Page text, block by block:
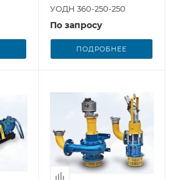
УОДН 360-250-250
По запросу
ПОДРОБНЕЕ